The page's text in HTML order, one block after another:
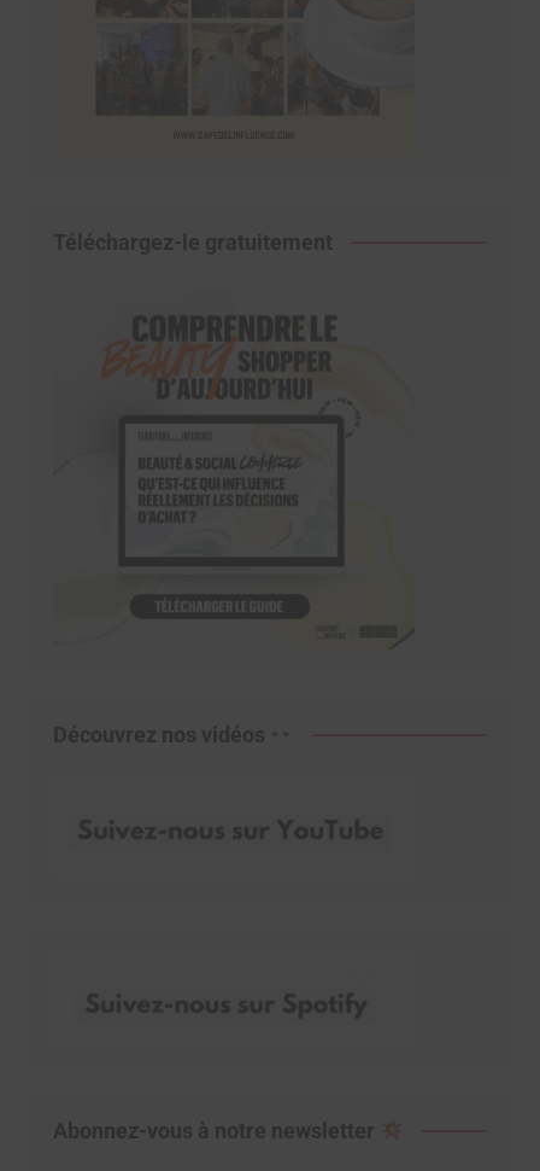
Téléchargez-le gratuitement
Découvrez nos vidéos
Abonnez-vous à notre newsletter